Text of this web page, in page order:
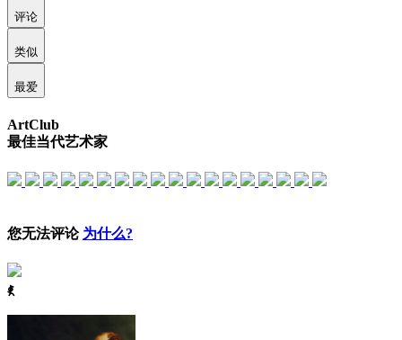
评论
类似
最爱
ArtClub
最佳当代艺术家
您无法评论 为什么?
ꈅ